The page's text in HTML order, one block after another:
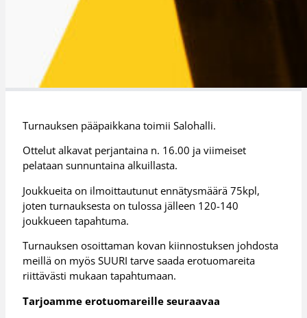
Turnauksen pääpaikkana toimii Salohalli.
Ottelut alkavat perjantaina n. 16.00 ja viimeiset
pelataan sunnuntaina alkuillasta.
Joukkueita on ilmoittautunut ennätysmäärä 75kpl,
joten turnauksesta on tulossa jälleen 120-140
joukkueen tapahtuma.
Turnauksen osoittaman kovan kiinnostuksen johdosta
meillä on myös SUURI tarve saada erotuomareita
riittävästi mukaan tapahtumaan.
Tarjoamme erotuomareille seuraavaa